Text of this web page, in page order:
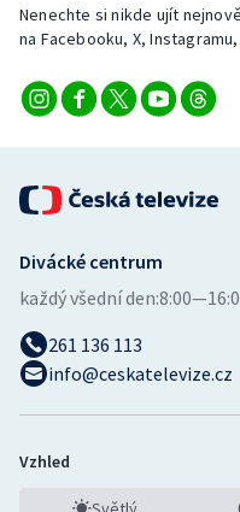
Nenechte si nikde ujít
na Facebooku, X,
Divácké centrum
každý všední den:
261 136 113
info@ceskatelevize.cz
Vzhled